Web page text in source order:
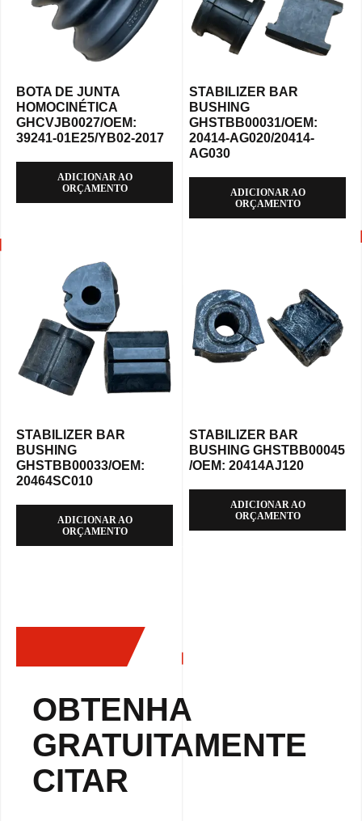
BOTA DE JUNTA
HOMOCINÉTICA
GHCVJB0027/OEM:
39241-01E25/YB02-2017
ADICIONAR AO
ORÇAMENTO
STABILIZER BAR
BUSHING
GHSTBB00031/OEM:
20414-AG020/20414-
AG030
ADICIONAR AO
ORÇAMENTO
STABILIZER BAR
BUSHING
GHSTBB00033/OEM:
20464SC010
ADICIONAR AO
ORÇAMENTO
STABILIZER BAR
BUSHING GHSTBB00045
/OEM: 20414AJ120
ADICIONAR AO
ORÇAMENTO
OBTENHA
GRATUITAMENTE
CITAR